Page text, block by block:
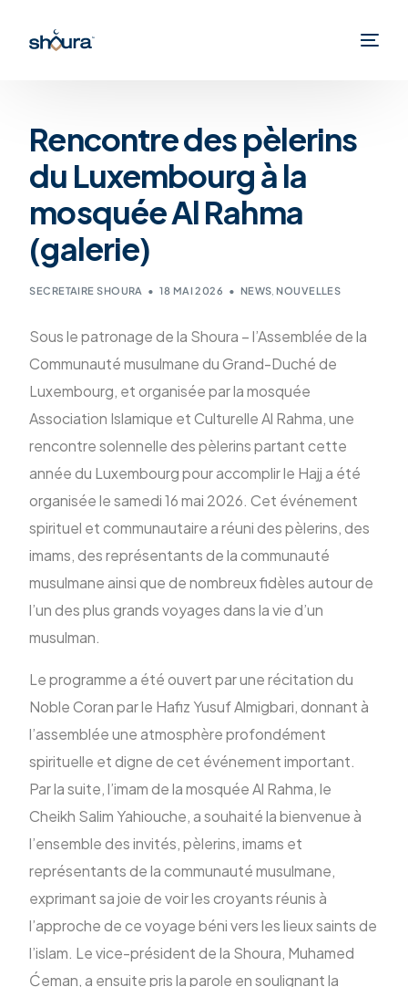
Rencontre des pèlerins
du Luxembourg à la
mosquée Al Rahma
(galerie)
SECRETAIRE SHOURA 18 MAI 2026 NEWS NOUVELLES
Sous le patronage de la Shoura – l’Assemblée de la
Communauté musulmane du Grand-Duché de
Luxembourg, et organisée par la mosquée
Association Islamique et Culturelle Al Rahma, une
rencontre solennelle des pèlerins partant cette
année du Luxembourg pour accomplir le Hajj a été
organisée le samedi 16 mai 2026. Cet événement
spirituel et communautaire a réuni des pèlerins, des
imams, des représentants de la communauté
musulmane ainsi que de nombreux fidèles autour de
l’un des plus grands voyages dans la vie d’un
musulman.
Le programme a été ouvert par une récitation du
Noble Coran par le Hafiz Yusuf Almigbari, donnant à
l’assemblée une atmosphère profondément
spirituelle et digne de cet événement important.
Par la suite, l’imam de la mosquée Al Rahma, le
Cheikh Salim Yahiouche, a souhaité la bienvenue à
l’ensemble des invités, pèlerins, imams et
représentants de la communauté musulmane,
exprimant sa joie de voir les croyants réunis à
l’approche de ce voyage béni vers les lieux saints de
l’islam. Le vice-président de la Shoura, Muhamed
Ćeman, a ensuite pris la parole en soulignant la
ENG